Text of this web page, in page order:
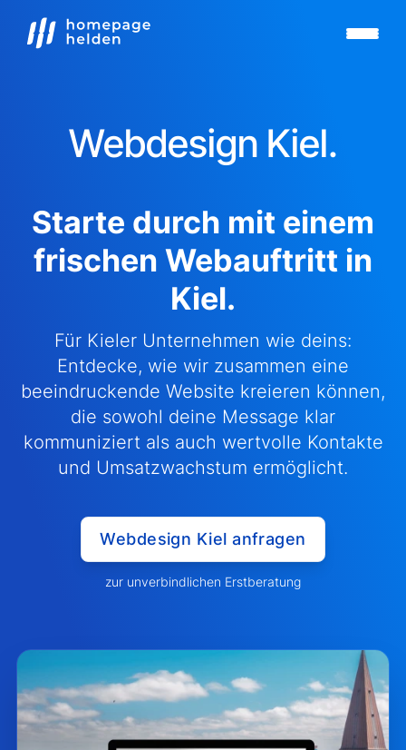
Webdesign Kiel.
Starte durch mit einem
frischen Webauftritt in
Kiel.
Für Kieler Unternehmen wie deins:
Entdecke, wie wir zusammen eine
beeindruckende Website kreieren können,
die sowohl deine Message klar
kommuniziert als auch wertvolle Kontakte
und Umsatzwachstum ermöglicht.
Webdesign Kiel anfragen
zur unverbindlichen Erstberatung